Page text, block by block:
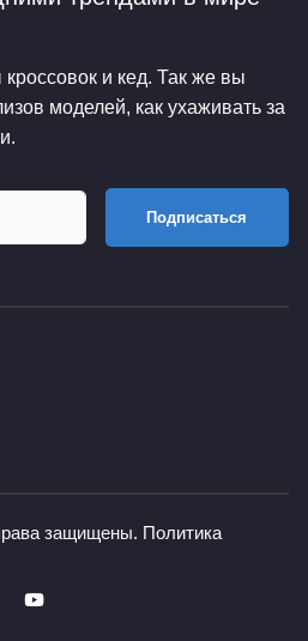
и кед. Так же вы
моделей, как ухаживать за
Подписаться
защищены. Политика